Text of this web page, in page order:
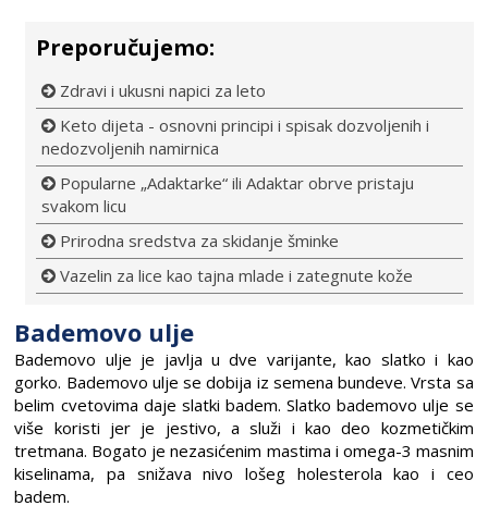
Preporučujemo:
Zdravi i ukusni napici za leto
Keto dijeta - osnovni principi i spisak dozvoljenih i
nedozvoljenih namirnica
Popularne „Adaktarke“ ili Adaktar obrve pristaju
svakom licu
Prirodna sredstva za skidanje šminke
Vazelin za lice kao tajna mlade i zategnute kože
Bademovo ulje
Bademovo ulje je javlja u dve varijante, kao slatko i kao
gorko. Bademovo ulje se dobija iz semena bundeve. Vrsta sa
belim cvetovima daje slatki badem. Slatko bademovo ulje se
više koristi jer je jestivo, a služi i kao deo kozmetičkim
tretmana. Bogato je nezasićenim mastima i omega-3 masnim
kiselinama, pa snižava nivo lošeg holesterola kao i ceo
badem.